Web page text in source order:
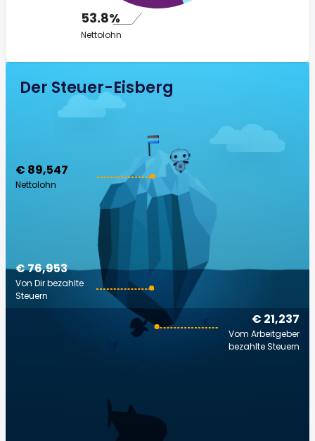
53.8%
Nettolohn
Der Steuer-Eisberg
€ 89,547
Nettolohn
€ 21,237
Vom Arbeitgeber
bezahlte Steuern
€ 76,953
Von Dir bezahlte
Steuern